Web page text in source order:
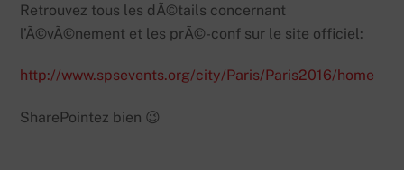
Retrouvez tous les dÃ©tails concernant
l’Ã©vÃ©nement et les prÃ©-conf sur le site officiel:
http://www.spsevents.org/city/Paris/Paris2016/home
SharePointez bien 😉